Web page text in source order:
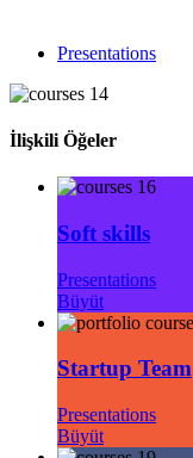
Presentations
İlişkili Öğeler
Soft skills
Presentations
Büyüt
Startup Team
Presentations
Büyüt